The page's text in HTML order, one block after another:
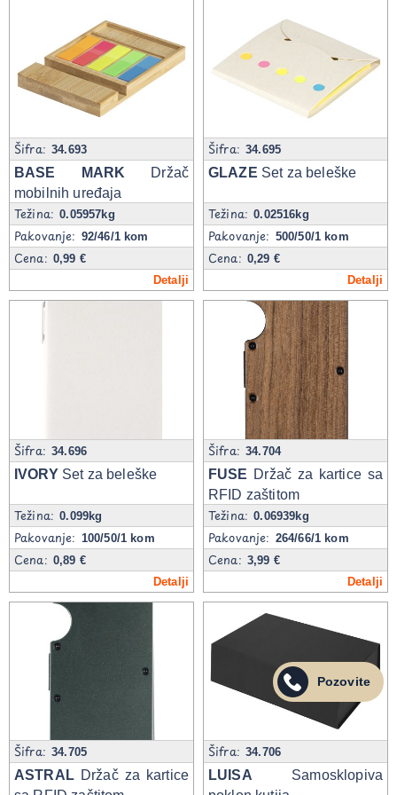
Šifra:34.693
BASE MARK Držač
mobilnih uređaja
Težina:0.05957kg
Pakovanje: 92/46/1 kom
Cena: 0,99 €
Detalji
Šifra:34.695
GLAZE Set za beleške
Težina:0.02516kg
Pakovanje: 500/50/1 kom
Cena: 0,29 €
Detalji
Šifra:34.696
IVORYSet za beleške
Težina:0.099kg
Pakovanje: 100/50/1 kom
Cena: 0,89 €
Detalji
Šifra:34.704
FUSE Držač za kartice sa
RFID zaštitom
Težina:0.06939kg
Pakovanje: 264/66/1 kom
Cena: 3,99 €
Detalji
Šifra:34.705
ASTRALDržač za kartice
Šifra:34.706
LUISA Samosklopiva
Pozovite